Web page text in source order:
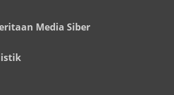
Media Siber